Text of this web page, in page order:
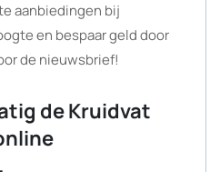
aanbiedingen bij
en bespaar geld door
de nieuwsbrief!
de Kruidvat